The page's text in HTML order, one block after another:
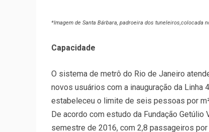
*Imagem de Santa Bárbara, padroeira dos tuneleiros,colocada
Capacidade
O sistema de metrô do Rio de Janeiro
novos usuários com a inauguração da
estabeleceu o limite de seis pessoas por
De acordo com estudo da Fundação
semestre de 2016, com 2,8 passageiros